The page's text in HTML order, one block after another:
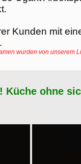
Kunden mit
wurden von unserem
Küche ohne